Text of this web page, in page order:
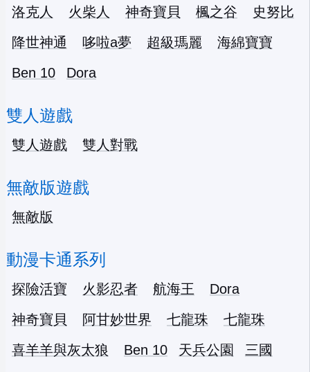
洛克人
火柴人 神奇寶貝 楓之谷
史努比
降世神通
哆啦a夢 超級瑪麗
海綿寶寶
Ben 10
Dora
雙人遊戲
雙人遊戲 雙人對戰
無敵版遊戲
無敵版
動漫卡通系列
探險活寶 火影忍者 航海王
Dora
神奇寶貝
阿甘妙世界 七龍珠
七龍珠
喜羊羊與灰太狼
Ben 10 天兵公園
三國